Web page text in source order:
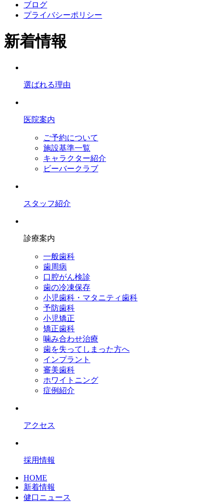
ブログ
プライバシーポリシー
新着情報
選ばれる理由
医院案内
ご予約について
施設基準一覧
キャラクター紹介
ビーバークラブ
スタッフ紹介
診療案内
一般歯科
歯周病
口腔がん検診
歯の冷凍保存
小児歯科・マタニティ歯科
予防歯科
小児矯正
矯正歯科
噛み合わせ治療
歯を失ってしまった方へ
インプラント
審美歯科
ホワイトニング
症例紹介
アクセス
採用情報
HOME
新着情報
健口ニュース